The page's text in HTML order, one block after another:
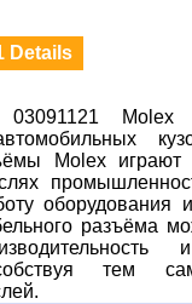
Details
Molex
Molex
оборудования
разъёма
тем